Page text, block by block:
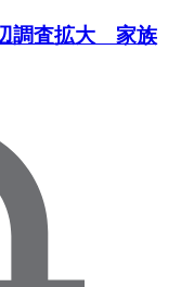
調査拡大 家族